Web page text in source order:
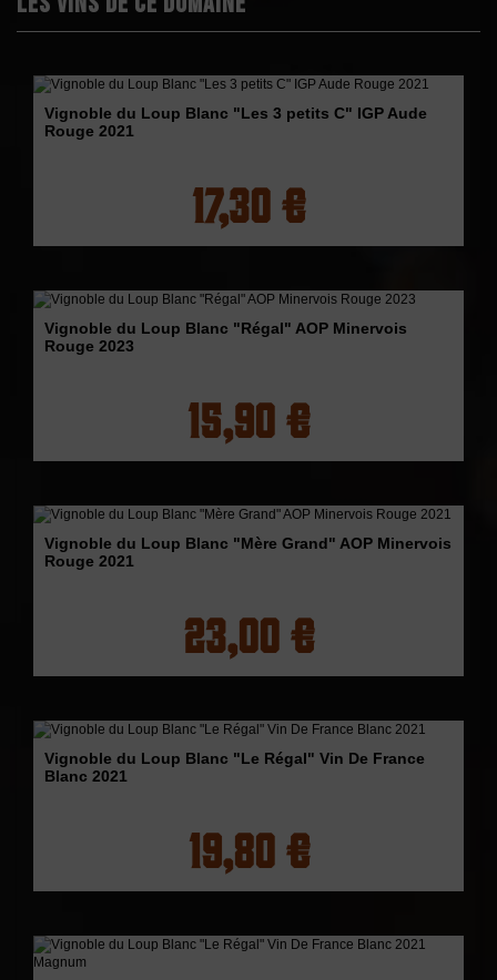
Vignoble du Loup Blanc "Les 3 petits C" IGP Aude
Rouge 2021
17,30 €
Vignoble du Loup Blanc "Régal" AOP Minervois
Rouge 2023
15,90 €
Vignoble du Loup Blanc "Mère Grand" AOP Minervois
Rouge 2021
23,00 €
Vignoble du Loup Blanc "Le Régal" Vin De France
Blanc 2021
19,80 €